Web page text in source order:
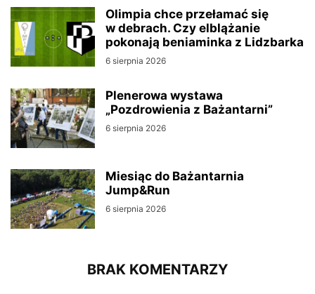
Olimpia chce przełamać się
w debrach. Czy elblążanie
pokonają beniaminka z Lidzbarka
6 sierpnia 2026
Plenerowa wystawa
„Pozdrowienia z Bażantarni”
6 sierpnia 2026
Miesiąc do Bażantarnia
Jump&Run
6 sierpnia 2026
BRAK KOMENTARZY